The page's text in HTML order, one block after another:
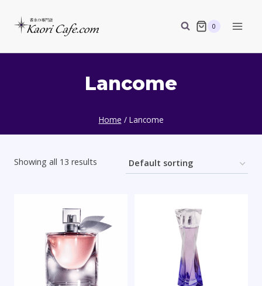
0
Lancome
Home / Lancome
Showing all 13 results